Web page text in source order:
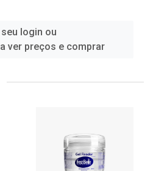
seu login ou
ver preços e comprar